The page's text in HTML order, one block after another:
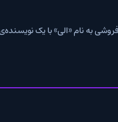
با یک نویسنده‌ی تازه‌کار و